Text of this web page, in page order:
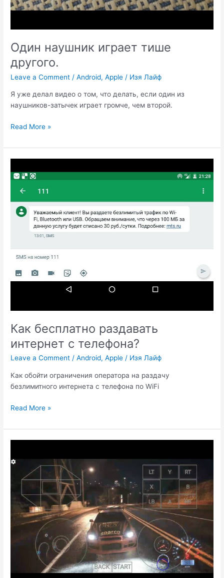
Один наушник играет тише
другого.
Leave a Comment /Android,Apple / Изя Лайф
Я уже делал видео о том, что делать, если один из
наушников-затычек играет громче, чем второй.
Один
играет
тише
другого.
Read More »
Как бесплатно раздавать
интернет с телефона?
Leave a Comment /Android,Apple / Изя Лайф
Как обойти ограничения оператора на раздачу
безлимитного интернета с телефона по WiFi
Как
раздавать
интернет
телефона?
Read More »